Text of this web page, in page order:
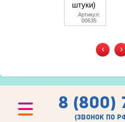
штуки)
Артикул:
00635
‹ ›
8 (800)
(звонок по